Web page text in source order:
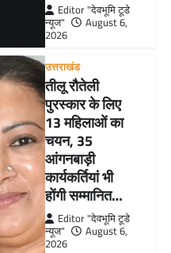
Editor "देवभूमि टूडे
न्यूज"
August 6,
2026
उत्तराखंड
तीलू रौतेली
पुरस्कार के लिए
13 महिलाओं का
चयन, 35
आंगनबाड़ी
कार्यकर्तियां भी
होंगी सम्मानित…
Editor "देवभूमि टूडे
न्यूज"
August 6,
2026